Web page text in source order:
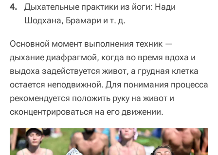
Дыхательные практики из йоги: Нади
Шодхана, Брамари и т. д.
Основной момент выполнения техник —
дыхание диафрагмой, когда во время вдоха и
выдоха задействуется живот, а грудная клетка
остается неподвижной. Для понимания процесса
рекомендуется положить руку на живот и
сконцентрироваться на его движении.